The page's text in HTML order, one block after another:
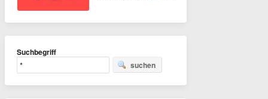
Suchbegriff
suchen